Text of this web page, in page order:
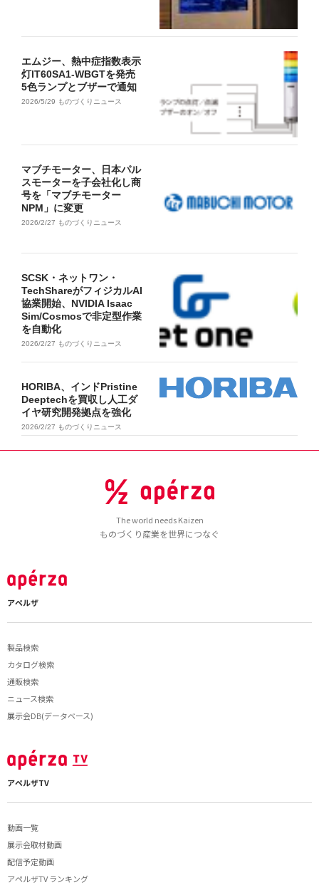
エムジー、熱中症指数表示
灯IT60SA1-WBGTを発売
5色ランプとブザーで通知
2026/5/29 ものづくりニュース
マブチモーター、日本パル
スモーターを子会社化し商
号を「マブチモーター
NPM」に変更
2026/2/27 ものづくりニュース
SCSK・ネットワン・
TechShareがフィジカルAI
協業開始、NVIDIA Isaac
Sim/Cosmosで非定型作業
を自動化
2026/2/27 ものづくりニュース
HORIBA、インドPristine
Deeptechを買収し人工ダ
イヤ研究開発拠点を強化
2026/2/27 ものづくりニュース
The world needs Kaizen
ものづくり産業を世界につなぐ
アペルザ
製品検索
カタログ検索
通販検索
ニュース検索
展示会DB(データベース)
アペルザTV
動画一覧
展示会取材動画
配信予定動画
アペルザTV ランキング